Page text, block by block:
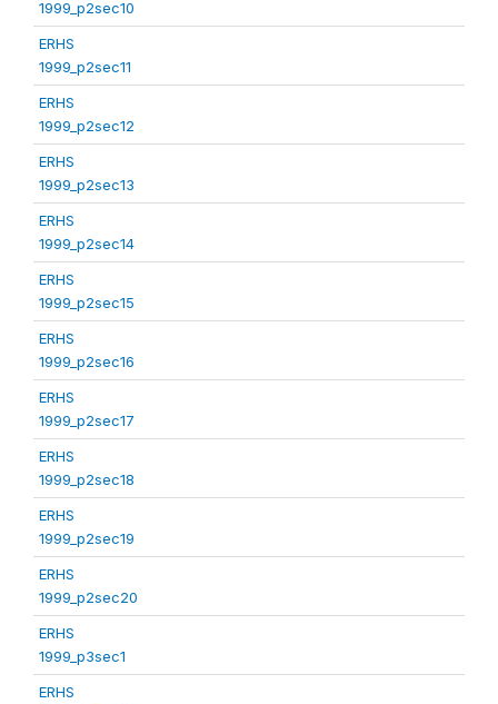
1999_p2sec10
ERHS
1999_p2sec11
ERHS
1999_p2sec12
ERHS
1999_p2sec13
ERHS
1999_p2sec14
ERHS
1999_p2sec15
ERHS
1999_p2sec16
ERHS
1999_p2sec17
ERHS
1999_p2sec18
ERHS
1999_p2sec19
ERHS
1999_p2sec20
ERHS
1999_p3sec1
ERHS